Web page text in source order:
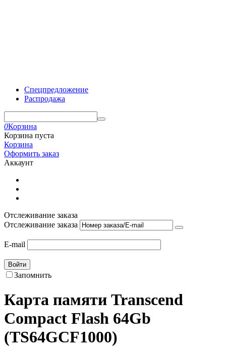
Спецпредложение
Распродажа
0Корзина
Корзина пуста
Корзина
Оформить заказ
Аккаунт
Отслеживание заказа
Отслеживание заказа
E-mail
Войти
Запомнить
Карта памяти Transcend
Compact Flash 64Gb
(TS64GCF1000)